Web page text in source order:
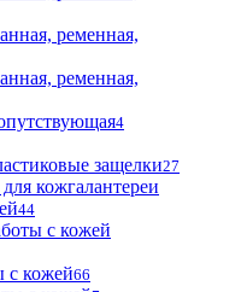
ременная,
ременная,
4
защелки27
кожгалантереи
44
с кожей
с кожей66